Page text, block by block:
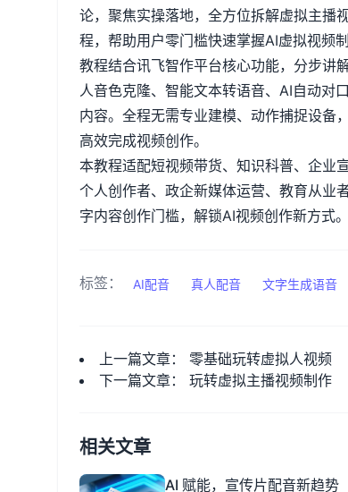
论，聚焦实操落地，全方位拆解虚拟主播
程，帮助用户零门槛快速掌握AI虚拟视频
教程结合讯飞智作平台核心功能，分步讲
人音色克隆、智能文本转语音、 AI自动对
内容。全程无需专业建模、动作捕捉设备
高效完成视频创作。
本教程适配短视频带货、知识科普、企业
个人创作者、政企新媒体运营、教育从业
字内容创作门槛，解锁AI视频创作新方式。
标签： AI配音 真人配音 文字生成语音
上一篇文章： 零基础玩转虚拟人视频
下一篇文章： 玩转虚拟主播视频制作
相关文章
AI 赋能，宣传片配音新趋势